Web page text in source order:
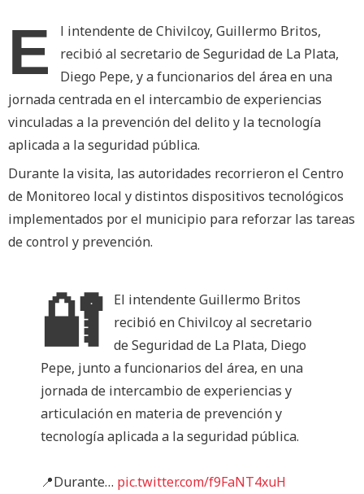
E
l intendente de Chivilcoy, Guillermo Britos,
recibió al secretario de Seguridad de La Plata,
Diego Pepe, y a funcionarios del área en una
jornada centrada en el intercambio de experiencias
vinculadas a la prevención del delito y la tecnología
aplicada a la seguridad pública.
Durante la visita, las autoridades recorrieron el Centro
de Monitoreo local y distintos dispositivos tecnológicos
implementados por el municipio para reforzar las tareas
de control y prevención.
🔐
El intendente Guillermo Britos
recibió en Chivilcoy al secretario
de Seguridad de La Plata, Diego
Pepe, junto a funcionarios del área, en una
jornada de intercambio de experiencias y
articulación en materia de prevención y
tecnología aplicada a la seguridad pública.
📍Durante… pic.twitter.com/f9FaNT4xuH